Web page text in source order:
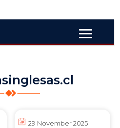
29 November 2025